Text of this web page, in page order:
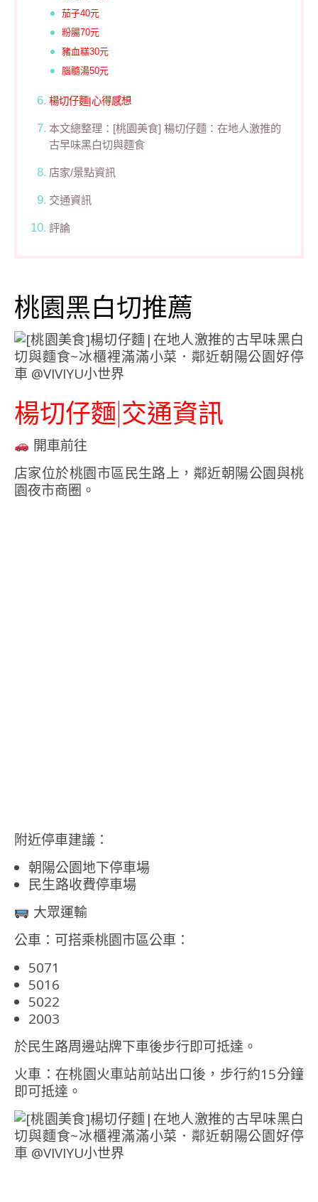
茄子40元
粉腸70元
豬血糕30元
腦髓湯50元
楊切仔麵|心得感想
本文總整理：[桃園美食] 楊切仔麵：在地人激推的
古早味黑白切與麵食
店家/景點資訊
交通資訊
評論
桃園黑白切推薦
楊切仔麵|交通資訊
開車前往
店家位於桃園市區民生路上，鄰近朝陽公園與桃
園夜市商圈。
附近停車建議：
朝陽公園地下停車場
民生路收費停車場
大眾運輸
公車：可搭乘桃園市區公車：
5071
5016
5022
2003
於民生路周邊站牌下車後步行即可抵達。
火車：在桃園火車站前站出口後，步行約15分鐘
即可抵達。